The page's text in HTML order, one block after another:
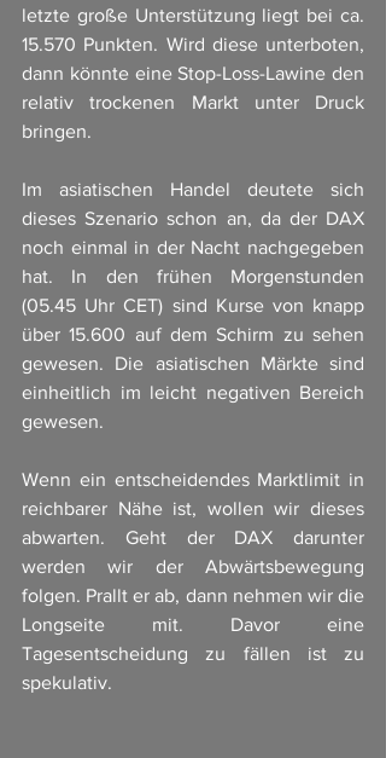
letzte große Unterstützung liegt bei ca.
15.570 Punkten. Wird diese unterboten,
dann könnte eine Stop-Loss-Lawine den
relativ trockenen Markt unter Druck
bringen.
Im asiatischen Handel deutete sich
dieses Szenario schon an, da der DAX
noch einmal in der Nacht nachgegeben
hat. In den frühen Morgenstunden
(05.45 Uhr CET) sind Kurse von knapp
über 15.600 auf dem Schirm zu sehen
gewesen. Die asiatischen Märkte sind
einheitlich im leicht negativen Bereich
gewesen.
Wenn ein entscheidendes Marktlimit in
reichbarer Nähe ist, wollen wir dieses
abwarten. Geht der DAX darunter
werden wir der Abwärtsbewegung
folgen. Prallt er ab, dann nehmen wir die
Longseite mit. Davor eine
Tagesentscheidung zu fällen ist zu
spekulativ.